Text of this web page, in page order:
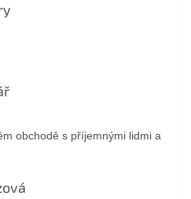
je 5 z 5 hviezdičiek.
je 5 z 5 hviezdičiek.
obchodě s příjemnými lidmi a